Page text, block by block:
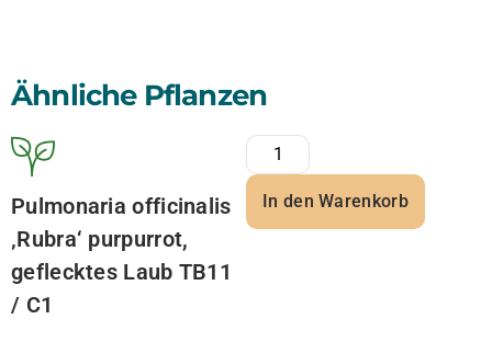
Ähnliche Pflanzen
Pulmonaria officinalis
‚Rubra‘ purpurrot,
geflecktes Laub TB11
/ C1
In den Warenkorb